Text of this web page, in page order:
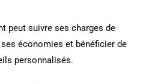
peut suivre ses charges de
économies et bénéficier de
personnalisés.